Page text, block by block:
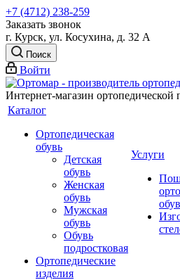
+7 (4712) 238-259
Заказать звонок
г. Курск, ул. Косухина, д. 32 А
Поиск
Войти
Интернет-магазин ортопедической
Каталог
Ортопедическая
обувь
Детская
обувь
Женская
обувь
Мужская
обувь
Обувь
подростковая
Ортопедические
изделия
Услуги